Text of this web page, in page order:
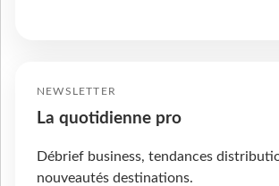
NEWSLETTER
La quotidienne pro
Débrief business, tendances
nouveautés destinations.